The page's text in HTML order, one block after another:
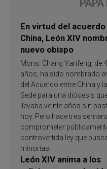
PAPA
En virtud del
China, León XIV
nuevo obispo
Mons. Chang Yanfeng, de
años, ha sido nombrado
del Acuerdo entre China y
Sede para una diócesis
llevaba veinte años sin
hoy. Pero hace tres
comprometer
controvertida ley que
minorías.
León XIV anima a los